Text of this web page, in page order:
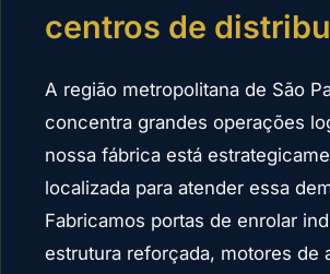
centros de
A região metropolitana de São
concentra grandes operações
nossa fábrica está
localizada para atender essa
Fabricamos portas de enrolar
estrutura reforçada, motores de